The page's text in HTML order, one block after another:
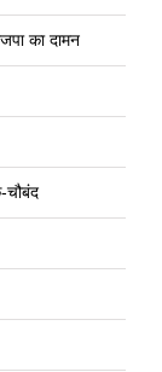
का दामन
चौबंद